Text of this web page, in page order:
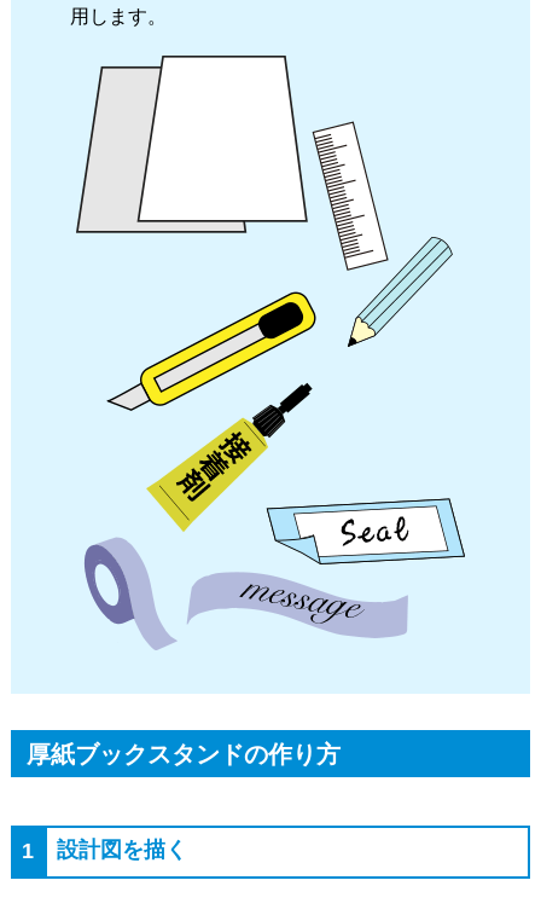
用します。
厚紙ブックスタンドの作り方
1 設計図を描く